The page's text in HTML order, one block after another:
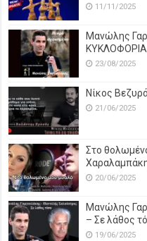
11/11/2025
Μανώλης
ΚΥΚΛΟΦΟΡΙΑ
23/08/2025
Νίκος
21/06/2025
Στο
20/06/2025
Μανώλης
– Σε λάθος
19/06/2025